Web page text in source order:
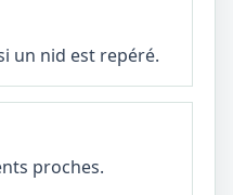
un nid est repéré.
proches.